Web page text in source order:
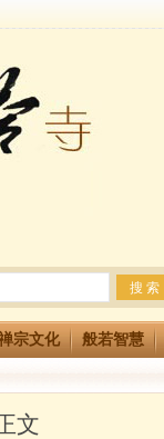
渡群蒙盂兰盆
宗文化 般若智慧
文